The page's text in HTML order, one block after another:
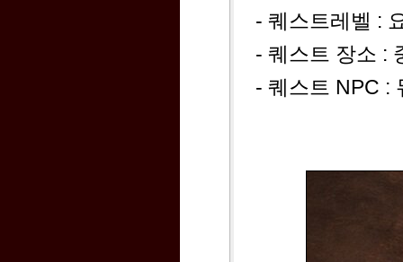
- 퀘스트레벨 :
- 퀘스트 장소 :
- 퀘스트 NPC :